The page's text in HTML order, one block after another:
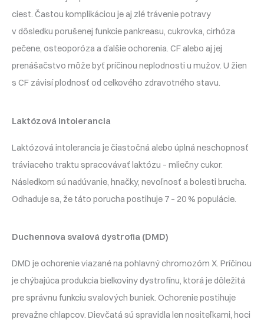
ciest. Častou komplikáciou je aj zlé trávenie potravy
v dôsledku porušenej funkcie pankreasu, cukrovka, cirhóza
pečene, osteoporóza a ďalšie ochorenia. CF alebo aj jej
prenášačstvo môže byť príčinou neplodnosti u mužov. U žien
s CF závisí plodnosť od celkového zdravotného stavu.
Laktózová intolerancia
Laktózová intolerancia je čiastočná alebo úplná neschopnosť
tráviaceho traktu spracovávať laktózu – mliečny cukor.
Následkom sú nadúvanie, hnačky, nevoľnosť a bolesti brucha.
Odhaduje sa, že táto porucha postihuje 7 – 20 % populácie.
Duchennova svalová dystrofia (DMD)
DMD je ochorenie viazané na pohlavný chromozóm X. Príčinou
je chýbajúca produkcia bielkoviny dystrofínu, ktorá je dôležitá
pre správnu funkciu svalových buniek. Ochorenie postihuje
prevažne chlapcov. Dievčatá sú spravidla len nositeľkami, hoci